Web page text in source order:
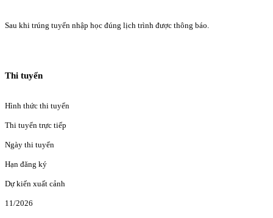
Sau khi trúng tuyển nhập học đúng lịch trình được thông báo.
Thi tuyển
Hình thức thi tuyển
Thi tuyển trực tiếp
Ngày thi tuyển
Hạn đăng ký
Dự kiến xuất cảnh
11/2026